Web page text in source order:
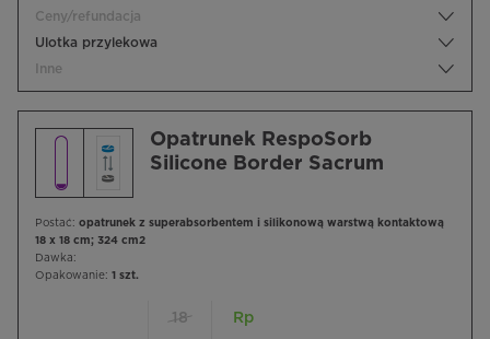
Ceny/refundacja
Ulotka przylekowa
Inne
Opatrunek RespoSorb
Silicone Border Sacrum
Postać: opatrunek z superabsorbentem i silikonową warstwą kontaktową
18 x 18 cm; 324 cm2
Dawka:
Opakowanie: 1 szt.
18
Rp